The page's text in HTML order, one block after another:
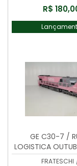
R$
GE C30-7 /
LOGISTICA
(CAB/
FRATESCHI